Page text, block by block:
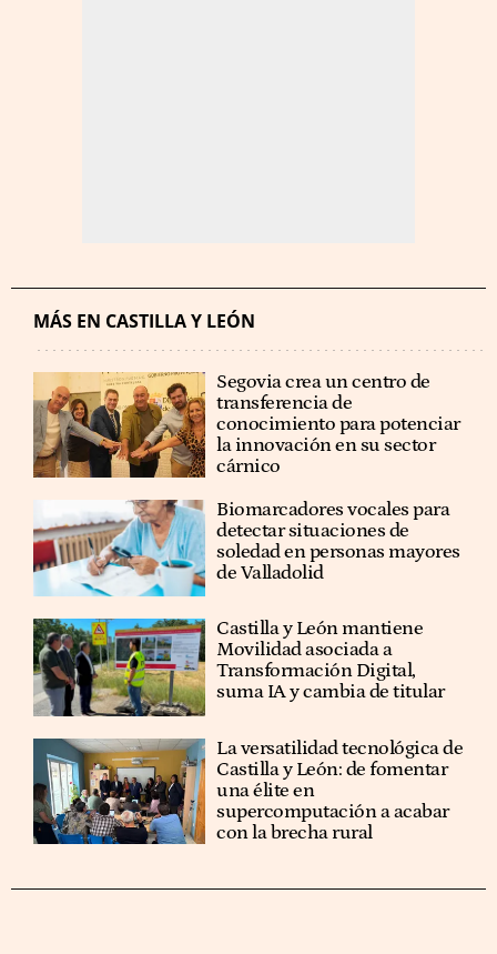
MÁS EN CASTILLA Y LEÓN
Segovia crea un centro de
transferencia de
conocimiento para potenciar
la innovación en su sector
cárnico
Biomarcadores vocales para
detectar situaciones de
soledad en personas mayores
de Valladolid
Castilla y León mantiene
Movilidad asociada a
Transformación Digital,
suma IA y cambia de titular
La versatilidad tecnológica de
Castilla y León: de fomentar
una élite en
supercomputación a acabar
con la brecha rural